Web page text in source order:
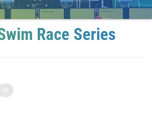
Race Series